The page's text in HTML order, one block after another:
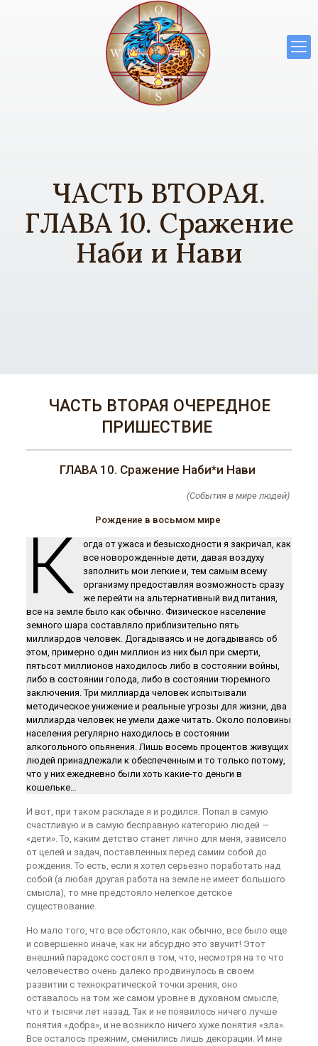
ЧАСТЬ ВТОРАЯ.
ГЛАВА 10. Сражение
Наби и Нави
ЧАСТЬ ВТОРАЯ ОЧЕРЕДНОЕ
ПРИШЕСТВИЕ
ГЛАВА 10. Сражение Наби*и Нави
(События в мире людей)
Рождение в восьмом мире
К
огда от ужаса и безысходности я закричал, как
все новорожденные дети, давая воздуху
заполнить мои легкие и, тем самым всему
организму предоставляя возможность сразу
же перейти на альтернативный вид питания,
все на земле было как обычно. Физическое население
земного шара составляло приблизительно пять
миллиардов человек. Догадываясь и не догадываясь об
этом, примерно один миллион из них был при смерти,
пятьсот миллионов находилось либо в состоянии войны,
либо в состоянии голода, либо в состоянии тюремного
заключения. Три миллиарда человек испытывали
методическое унижение и реальные угрозы для жизни, два
миллиарда человек не умели даже читать. Около половины
населения регулярно находилось в состоянии
алкогольного опьянения. Лишь восемь процентов живущих
людей принадлежали к обеспеченным и то только потому,
что у них ежедневно были хоть какие-то деньги в
кошельке…
И вот, при таком раскладе я и родился. Попал в самую
счастливую и в самую бесправную категорию людей —
«дети». То, каким детство станет лично для меня, зависело
от целей и задач, поставленных перед самим собой до
рождения. То есть, если я хотел серьезно поработать над
собой (а любая другая работа на земле не имеет большого
смысла), то мне предстояло нелегкое детское
существование.
Но мало того, что все обстояло, как обычно, все было еще
и совершенно иначе, как ни абсурдно это звучит! Этот
внешний парадокс состоял в том, что, несмотря на то что
человечество очень далеко продвинулось в своем
развитии с технократической точки зрения, оно
оставалось на том же самом уровне в духовном смысле,
что и тысячи лет назад. Так и не появилось ничего лучше
понятия «добра», и не возникло ничего хуже понятия «зла».
Все осталось прежним, сменились лишь декорации. И мне